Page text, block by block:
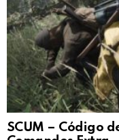
SCUM – Código